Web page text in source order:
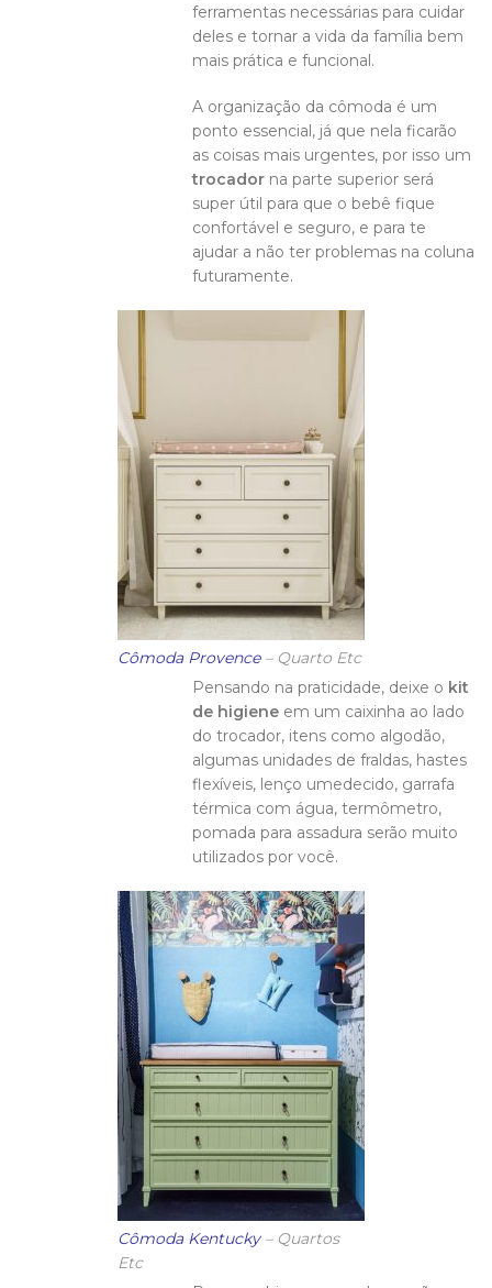
ferramentas necessárias para cuidar
deles e tornar a vida da família bem
mais prática e funcional.
A organização da cômoda é um
ponto essencial, já que nela ficarão
as coisas mais urgentes, por isso um
trocador na parte superior será
super útil para que o bebê fique
confortável e seguro, e para te
ajudar a não ter problemas na coluna
futuramente.
Cômoda Provence– Quarto Etc
Pensando na praticidade, deixe o kit
de higiene em um caixinha ao lado
do trocador, itens como algodão,
algumas unidades de fraldas, hastes
flexíveis, lenço umedecido, garrafa
térmica com água, termômetro,
pomada para assadura serão muito
utilizados por você.
Cômoda Kentucky– Quartos
Etc